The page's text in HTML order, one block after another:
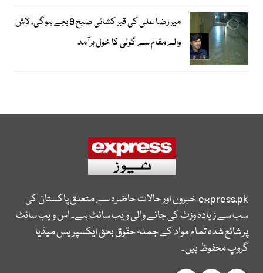
میر رضا علی کی قبر کشائی صبح 9 بجے ہوگی، لاش
والے مقام سے گولی کا خول برآمد
express.pkخبروں اور حالات حاضرہ سے متعلق پاکستان کی
سب سے زیادہ وزٹ کی جانے والی ویب سائٹ ہے۔ اس ویب سائٹ
پر شائع شدہ تمام مواد کے جملہ حقوق بحق ایکسپریس میڈیا
گروپ محفوظ ہیں۔